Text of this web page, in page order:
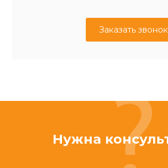
Заказать звонок
Нужна